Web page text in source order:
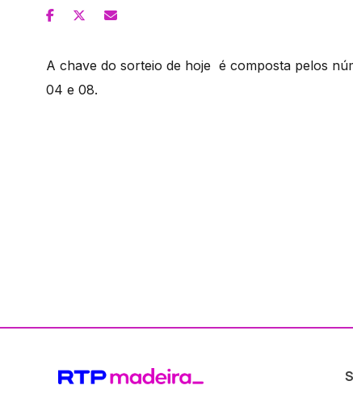
A chave do sorteio de hoje é composta pelos
04 e 08.